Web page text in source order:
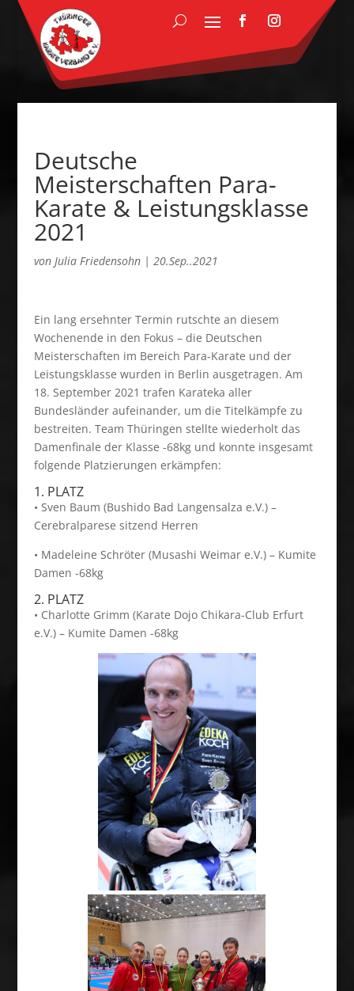
Deutsche
Meisterschaften Para-
Karate & Leistungsklasse
2021
von Julia Friedensohn| 20.Sep..2021
Ein lang ersehnter Termin rutschte an diesem
Wochenende in den Fokus – die Deutschen
Meisterschaften im Bereich Para-Karate und der
Leistungsklasse wurden in Berlin ausgetragen. Am
18. September 2021 trafen Karateka aller
Bundesländer aufeinander, um die Titelkämpfe zu
bestreiten. Team Thüringen stellte wiederholt das
Damenfinale der Klasse -68kg und konnte insgesamt
folgende Platzierungen erkämpfen:
1. PLATZ
• Sven Baum (Bushido Bad Langensalza e.V.) –
Cerebralparese sitzend Herren
• Madeleine Schröter (Musashi Weimar e.V.) – Kumite
Damen -68kg
2. PLATZ
• Charlotte Grimm (Karate Dojo Chikara-Club Erfurt
e.V.) – Kumite Damen -68kg